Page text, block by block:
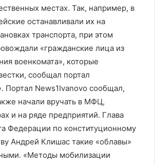
местах. Так, например, в
останавливали их на
транспорта, при этом
«гражданские лица из
военкомата», которые
сообщал портал
Портал News1Ivanovo сообщал,
начали вручать в МФЦ,
и на ряде предприятий. Глава
Федерации по конституционному
Андрей Клишас такие «облавы»
«Методы мобилизации